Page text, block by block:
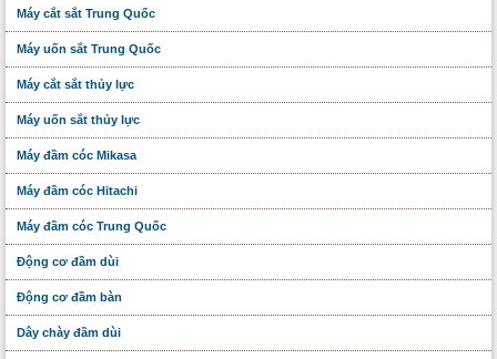
Máy cắt sắt Trung Quốc
Máy uốn sắt Trung Quốc
Máy cắt sắt thủy lực
Máy uốn sắt thủy lực
Máy đầm cóc Mikasa
Máy đầm cóc Hitachi
Máy đầm cóc Trung Quốc
Động cơ đầm dùi
Động cơ đầm bàn
Dây chày đầm dùi